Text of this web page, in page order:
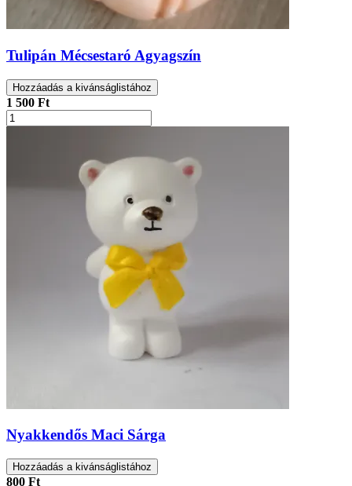
Tulipán Mécsestaró Agyagszín
Hozzáadás a kivánságlistához
1 500 Ft
Nyakkendős Maci Sárga
Hozzáadás a kivánságlistához
800 Ft